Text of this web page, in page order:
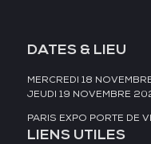
DATES & LIEU
MERCREDI 18
JEUDI 19 NOVEMBRE
PARIS EXPO PORTE DE
LIENS UTILES